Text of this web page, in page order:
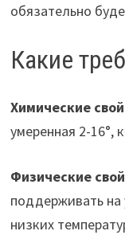
обязательно
Какие
Химические
умеренная 2-16°,
Физические
поддерживать на
низких